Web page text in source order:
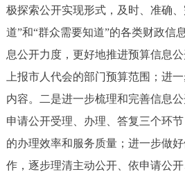
极探索公开实现形式，及时、准确
道”和“群众需要知道”的各类财政信
息公开力度，更好地推进预算信息
上报市人代会的部门预算范围；进
内容。二是进一步梳理和完善信息
申请公开受理、办理、答复三个环
的办理效率和服务质量；进一步做
作，逐步理清主动公开、依申请公